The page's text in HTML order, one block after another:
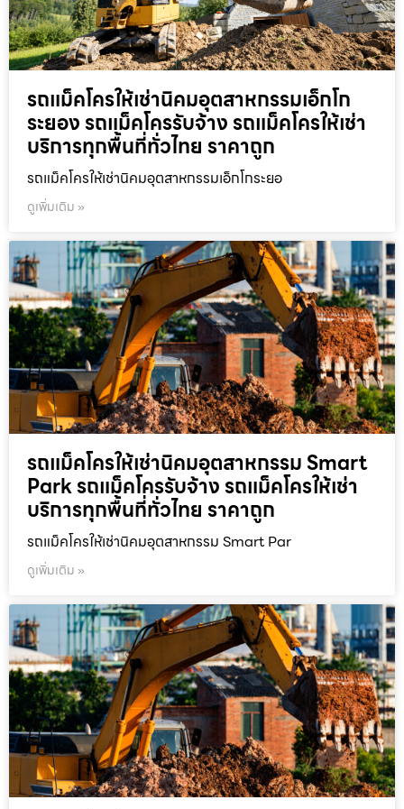
รถแม็คโครให้เช่านิคมอุตสาหกรรมเอ็กโก
ระยอง รถแม็คโครรับจ้าง รถแม็คโครให้เช่า
บริการทุกพื้นที่ทั่วไทย ราคาถูก
รถแม็คโครให้เช่านิคมอุตสาหกรรมเอ็กโกระยอ
ดูเพิ่มเติม »
รถแม็คโครให้เช่านิคมอุตสาหกรรม Smart
Park รถแม็คโครรับจ้าง รถแม็คโครให้เช่า
บริการทุกพื้นที่ทั่วไทย ราคาถูก
รถแม็คโครให้เช่านิคมอุตสาหกรรม Smart Par
ดูเพิ่มเติม »